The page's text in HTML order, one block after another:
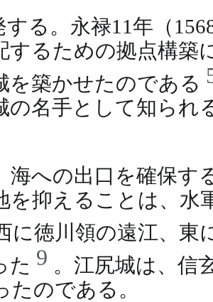
る。永禄11年（
るための拠点構築
を築かせたのである
名手として知られ
への出口を確保す
抑えることは、水
に徳川領の遠江、東
た 9 。江尻城は、信
のである。